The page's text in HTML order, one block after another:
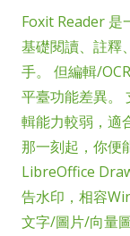
Foxit Reader 是
基礎閱讀、註釋
手。 但編輯/
平臺功能差異。
輯能力較弱，適
那一刻起，你便
LibreOffice
告水印，相容
文字/圖片/向量圖